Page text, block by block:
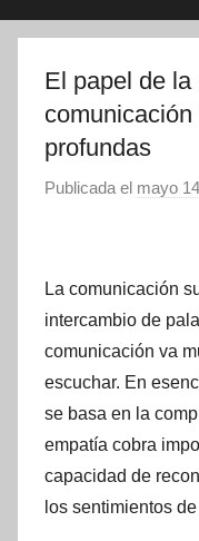
El papel de
profundas
Publicada el mayo
La comunicación
intercambio de
comunicación va
escuchar. En
se basa en la
empatía cobra
capacidad de
los sentimientos